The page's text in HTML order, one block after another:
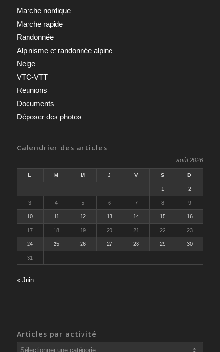
Marche nordique
Marche rapide
Randonnée
Alpinisme et randonnée alpine
Neige
VTC-VTT
Réunions
Documents
Déposer des photos
Calendrier des articles
août 2026
L M M J V S D
1 2
3 4 5 6 7 8 9
10 11 12 13 14 15 16
17 18 19 20 21 22 23
24 25 26 27 28 29 30
31
« Juin
Articles par activité
Articles